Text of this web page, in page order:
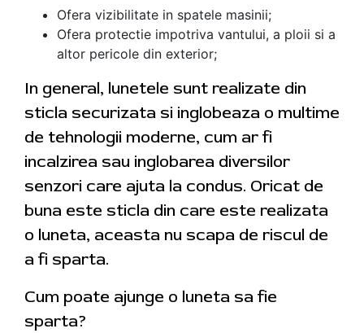
Ofera vizibilitate in spatele masinii;
Ofera protectie impotriva vantului, a ploii si a
altor pericole din exterior;
In general, lunetele sunt realizate din
sticla securizata si inglobeaza o multime
de tehnologii moderne, cum ar fi
incalzirea sau inglobarea diversilor
senzori care ajuta la condus. Oricat de
buna este sticla din care este realizata
o luneta, aceasta nu scapa de riscul de
a fi sparta.
Cum poate ajunge o luneta sa fie
sparta?